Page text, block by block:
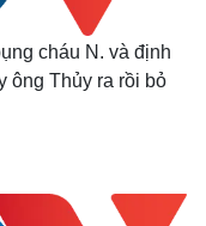
cháu N. và định
ông Thủy ra rồi bỏ